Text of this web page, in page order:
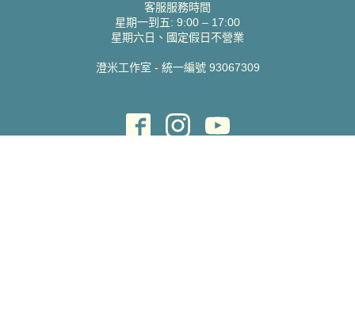
客服服務時間
星期一到五: 9:00 – 17:00
星期六日、國定假日不營業
澄米工作室 - 統一編號 93067309